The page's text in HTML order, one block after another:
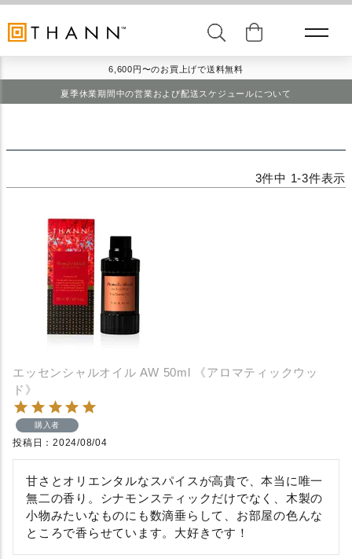
6,600円〜のお買上げで送料無料
夏季休業期間中の営業および配送スケジュールについて
3件中 1-3件表示
エッセンシャルオイル AW 50ml 《アロマティックウッ
ド》
購入者
投稿日 2024/08/04
甘さとオリエンタルなスパイスが高貴で、本当に唯一
無二の香り。シナモンスティックだけでなく、木製の
小物みたいなものにも数滴垂らして、お部屋の色んな
ところで香らせています。大好きです！